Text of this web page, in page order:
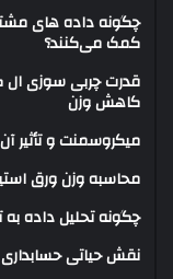
چگونه داده های
کمک می‌کنند؟
قدرت چربی سوزی ال
کاهش وزن
میکروسمنت و تأثیر
محاسبه وزن ورق
چگونه تحلیل داده
نقش حیاتی